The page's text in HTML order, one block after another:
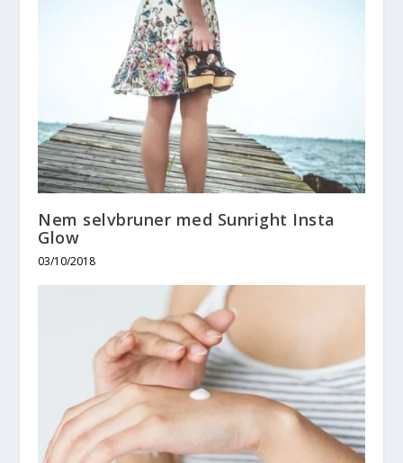
Nem selvbruner med Sunright Insta
Glow
03/10/2018